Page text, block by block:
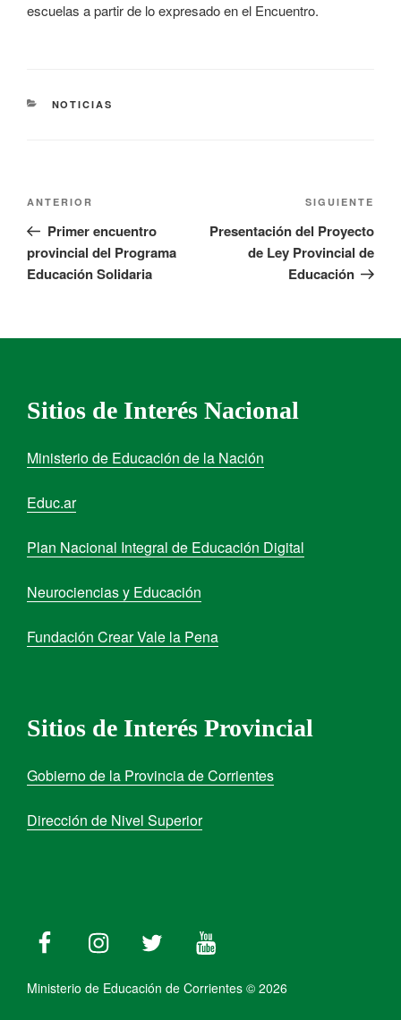
escuelas a partir de lo expresado en el Encuentro.
NOTICIAS
ANTERIOR
Primer encuentro
provincial del Programa
Educación Solidaria
SIGUIENTE
Presentación del Proyecto
de Ley Provincial de
Educación
Sitios de Interés Nacional
Ministerio de Educación de la Nación
Educ.ar
Plan Nacional Integral de Educación Digital
Neurociencias y Educación
Fundación Crear Vale la Pena
Sitios de Interés Provincial
Gobierno de la Provincia de Corrientes
Dirección de Nivel Superior
Ministerio de Educación de Corrientes © 2026